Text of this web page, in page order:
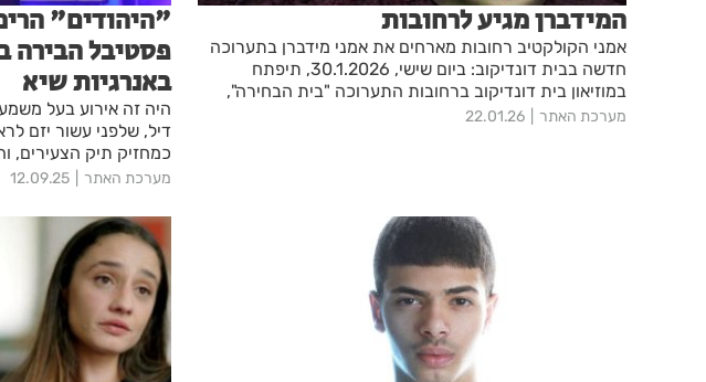
המידברן מגיע לרחובות
אמני הקולקטיב רחובות מארחים את אמני מידברן בתערוכה
חדשה בבית דונדיקוב: ביום שישי, 30.1.2026, תיפתח
במוזיאון בית דונדיקוב ברחובות התערוכה "בית הבחירה",
במסגרתה מארחים אמני הקולקטיב של רחובות את אמני
מערכת האתר 22.01.26
"היהודים"
פסטיבל הבירה
באנרגיות שיא
היה זה אירוע בעל
דיל, שלפני עשור יזם
כמחזיק תיק הצעירים,
הוחזר הפסטיבל לעיר
מערכת האתר 12.09.25